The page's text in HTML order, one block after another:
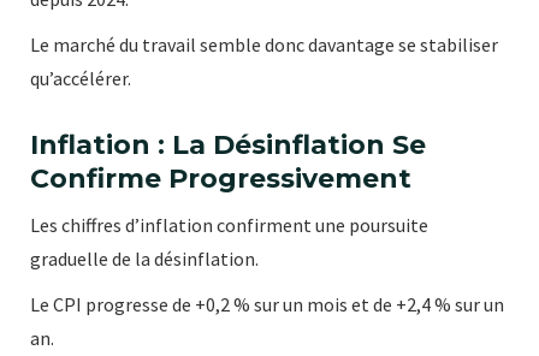
Le marché du travail semble donc davantage se stabiliser
qu’accélérer.
Inflation : La Désinflation Se
Confirme Progressivement
Les chiffres d’inflation confirment une poursuite
graduelle de la désinflation.
Le CPI progresse de +0,2 % sur un mois et de +2,4 % sur un
an.